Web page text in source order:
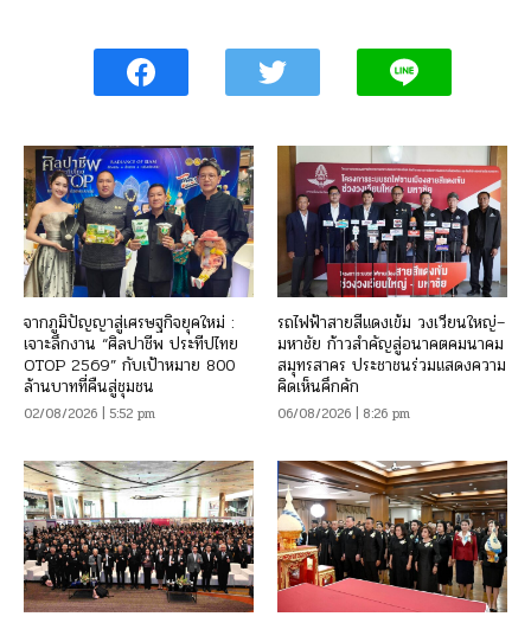
จากภูมิปัญญาสู่เศรษฐกิจยุคใหม่ :
เจาะลึกงาน “ศิลปาชีพ ประทีปไทย
OTOP 2569” กับเป้าหมาย 800
ล้านบาทที่คืนสู่ชุมชน
02/08/2026 | 5:52 pm
รถไฟฟ้าสายสีแดงเข้ม วงเวียนใหญ่–
มหาชัย ก้าวสำคัญสู่อนาคตคมนาคม
สมุทรสาคร ประชาชนร่วมแสดงความ
คิดเห็นคึกคัก
06/08/2026 | 8:26 pm